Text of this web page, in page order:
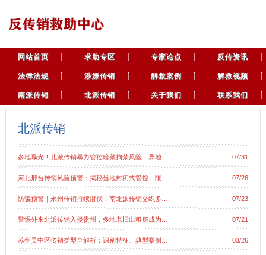
网站首页 求助专区 专家论点 反传资讯
法律法规 涉嫌传销 解救案例 解救视频
南派传销 北派传销 关于我们 联系我们
北派传销
多地曝光！北派传销暴力管控暗藏拘禁风险，异地… 07/31
河北邢台传销风险预警：揭秘当地封闭式管控、限… 07/26
防骗预警｜永州传销持续潜伏！南北派传销交织多… 07/23
警惕外来北派传销入侵贵州，多地老旧出租房成为… 07/21
苏州吴中区传销类型全解析：识别特征、典型案例… 03/26